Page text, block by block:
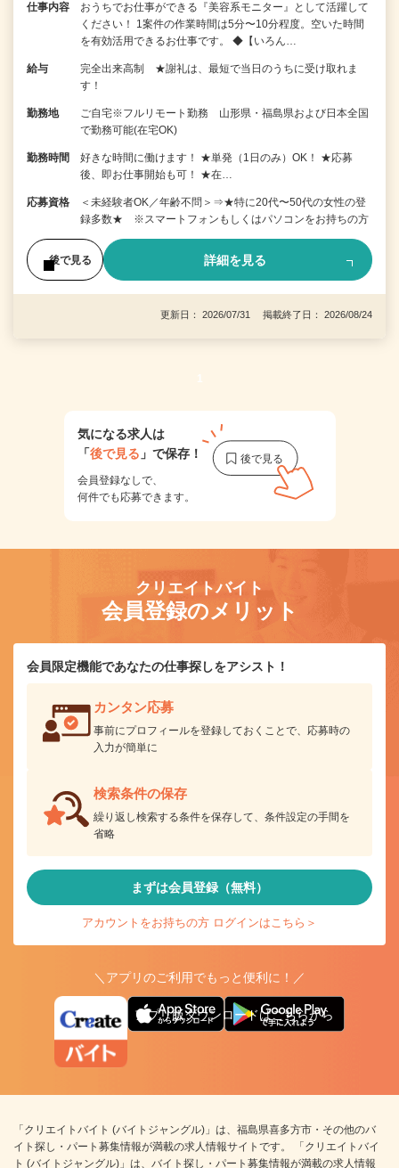
仕事内容
おうちでお仕事ができる『美容系モニター』として活躍して
ください！ 1案件の作業時間は5分〜10分程度。空いた時間
を有効活用できるお仕事です。 ◆【いろん…
給与
完全出来高制 ★謝礼は、最短で当日のうちに受け取れま
す！
勤務地
ご自宅※フルリモート勤務 山形県・福島県および日本全国
で勤務可能(在宅OK)
勤務時間
好きな時間に働けます！ ★単発（1日のみ）OK！ ★応募
後、即お仕事開始も可！ ★在…
応募資格
＜未経験者OK／年齢不問＞⇒★特に20代〜50代の女性の登
録多数★ ※スマートフォンもしくはパソコンをお持ちの方
後で見る 詳細を見る
更新日： 2026/07/31 掲載終了日： 2026/08/24
1
気になる求人は
「後で見る 」で保存！
会員登録なしで、
何件でも応募できます。
クリエイトバイト
会員登録のメリット
会員限定機能であなたの仕事探しをアシスト！
カンタン応募
事前にプロフィールを登録しておくことで、応募時の
入力が簡単に
検索条件の保存
繰り返し検索する条件を保存して、条件設定の手間を
省略
まずは会員登録（無料）
アカウントをお持ちの方 ログインはこちら＞
＼アプリのご利用でもっと便利に！／
アプリ版ダウンロードはこちらから
「クリエイトバイト (バイトジャングル)」は、福島県喜多方市・その他のバ
イト探し・パート募集情報が満載の求人情報サイトです。 「クリエイトバイ
ト (バイトジャングル)」は、バイト探し・パート募集情報が満載の求人情報